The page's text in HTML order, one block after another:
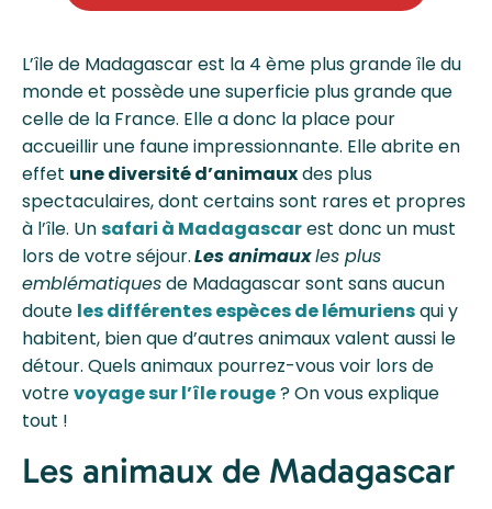
L’île de Madagascar est la 4 ème plus grande île du
monde et possède une superficie plus grande que
celle de la France. Elle a donc la place pour
accueillir une faune impressionnante. Elle abrite en
effet une diversité d’animauxdes plus
spectaculaires, dont certains sont rares et propres
à l’île. Unsafari à Madagascarest donc un must
lors de votre séjour.Les animauxles plus
emblématiquesde Madagascar sont sans aucun
doute les différentes espèces de lémuriensqui y
habitent, bien que d’autres animaux valent aussi le
détour. Quels animaux pourrez-vous voir lors de
votrevoyage sur l’île rouge? On vous explique
tout !
Les animaux de Madagascar